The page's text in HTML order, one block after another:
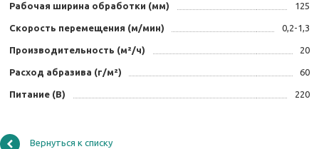
Рабочая ширина обработки (мм) 125
Скорость перемещения (м/мин) 0,2-1,3
Производительность (м²/ч) 20
Расход абразива (г/м²) 60
Питание (В) 220
Вернуться к списку